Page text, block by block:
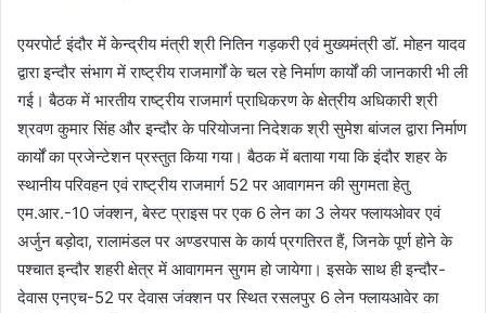
एयरपोर्ट इंदौर में केन्द्रीय मंत्री श्री नितिन गड़करी एवं मुख्यमंत्री डॉ. मोहन यादव
द्वारा इन्दौर संभाग में राष्ट्रीय राजमार्गों के चल रहे निर्माण कार्यों की जानकारी भी ली
गई। बैठक में भारतीय राष्ट्रीय राजमार्ग प्राधिकरण के क्षेत्रीय अधिकारी श्री
श्रवण कुमार सिंह और इन्दौर के परियोजना निदेशक श्री सुमेश बांजल द्वारा निर्माण
कार्यों का प्रजेन्टेशन प्रस्तुत किया गया। बैठक में बताया गया कि इंदौर शहर के
स्थानीय परिवहन एवं राष्ट्रीय राजमार्ग 52 पर आवागमन की सुगमता हेतु
एम.आर.-10 जंक्शन, बेस्ट प्राइस पर एक 6 लेन का 3 लेयर फ्लायओवर एवं
अर्जुन बड़ोदा, रालामंडल पर अण्डरपास के कार्य प्रगतिरत हैं, जिनके पूर्ण होने के
पश्चात इन्दौर शहरी क्षेत्र में आवागमन सुगम हो जायेगा। इसके साथ ही इन्दौर-
देवास एनएच-52 पर देवास जंक्शन पर स्थित रसलपुर 6 लेन फ्लायआवेर का